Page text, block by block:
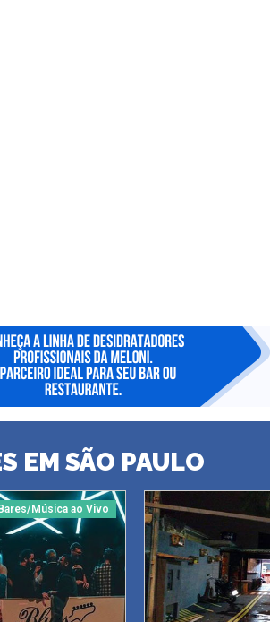
EM SÃO PAULO
Música ao Vivo